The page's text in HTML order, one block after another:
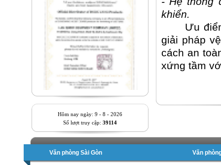
Hôm nay ngày: 9 - 8 - 2026
Số lượt truy cập: 39114
khiển.
Ưu
giải pháp
cách an
xứng tầm
Văn phòng Sài Gòn Văn